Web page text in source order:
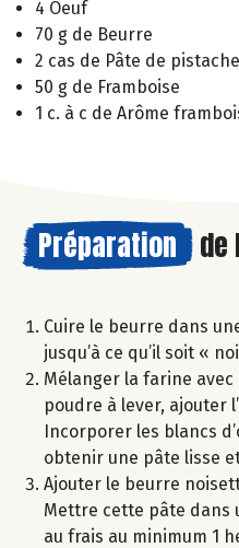
4 Oeuf
70 g de Beurre
2 cas de Pâte de pistache
50 g de Framboise
1 c. à c de Arôme
Préparation de
Cuire le beurre dans
jusqu’à ce qu’il soit «
Mélanger la farine
poudre à lever, ajouter
Incorporer les blancs
obtenir une pâte lisse
Ajouter le beurre
Mettre cette pâte dans
au frais au minimum 1